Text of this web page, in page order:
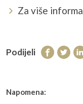
Za više
Podijeli
Napomena: